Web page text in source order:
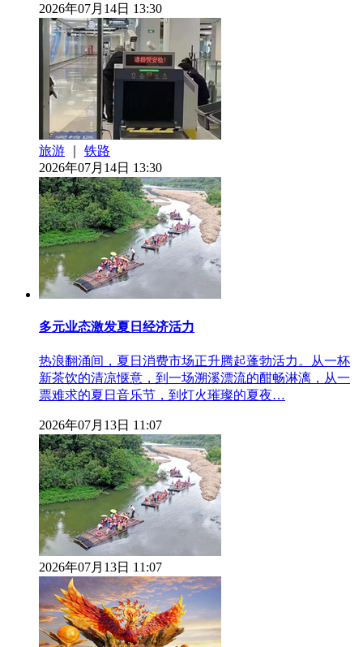
2026年07月14日 13:30
旅游
铁路
2026年07月14日 13:30
多元业态激发夏日经济活力
热浪翻涌间，夏日消费市场正升腾起蓬勃活力。从一杯
新茶饮的清凉惬意，到一场溯溪漂流的酣畅淋漓，从一
票难求的夏日音乐节，到灯火璀璨的夏夜…
2026年07月13日 11:07
2026年07月13日 11:07